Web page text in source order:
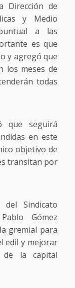
Dirección de
y Medio
a las
es que
y agregó que
los meses de
todas
que seguirá
en este
objetivo de
transitan por
Sindicato
Gómez
gremial para
edil y mejorar
de la capital